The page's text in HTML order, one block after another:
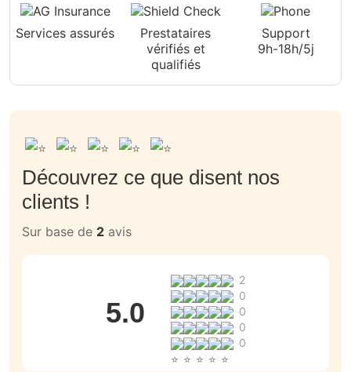
Services assurés
Prestataires
vérifiés et
qualifiés
Support
9h-18h/5j
Découvrez ce que disent nos
clients !
Sur base de 2 avis
5.0
2
0
0
0
0